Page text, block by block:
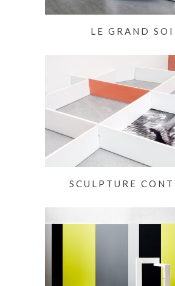
LE GRAND
SCULPTURE